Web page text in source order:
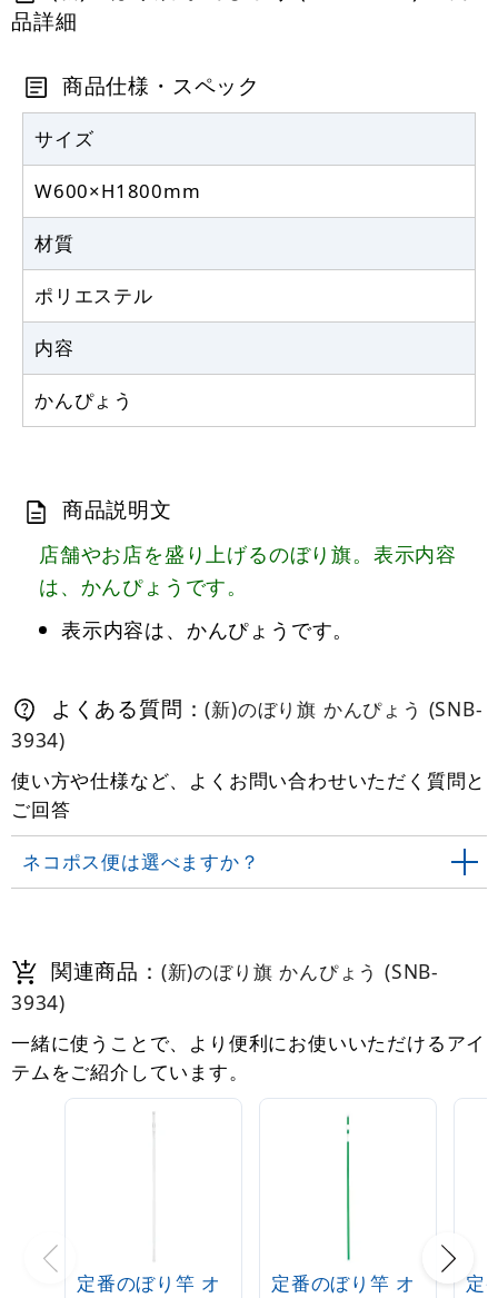
367円 税抜
注水型マルチのぼりスタンド 20L
カゴへ
品詳細
商品仕様・スペック
サイズ
W600×H1800mm
材質
ポリエステル
内容
かんぴょう
商品説明文
店舗やお店を盛り上げるのぼり旗。表示内容
は、かんぴょうです。
表示内容は、かんぴょうです。
よくある質問：(新)のぼり旗 かんぴょう (SNB-
3934)
使い方や仕様など、よくお問い合わせいただく質問と
ご回答
ネコポス便は選べますか？
関連商品： (新)のぼり旗 かんぴょう (SNB-
3934)
一緒に使うことで、より便利にお使いいただけるアイ
テムをご紹介しています。
定番のぼり竿 オ
定番のぼり竿 オ
定